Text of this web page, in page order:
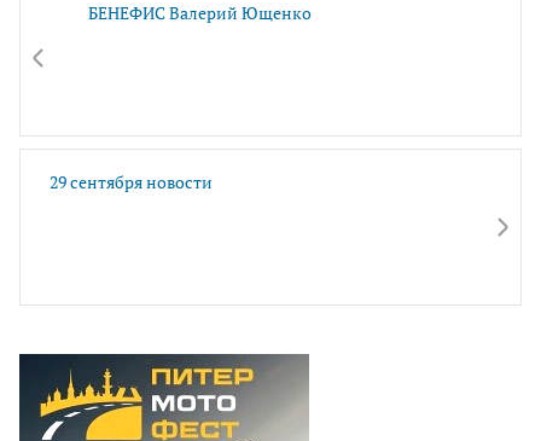
БЕНЕФИС Валерий Ющенко
29 сентября новости